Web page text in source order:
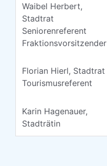
Waibel Herbert,
Stadtrat
Seniorenreferent
Fraktionsvorsitzender
Florian Hierl, Stadtrat
Tourismusreferent
Karin Hagenauer,
Stadträtin